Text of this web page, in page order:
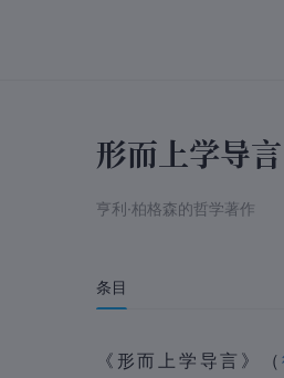
形而上学导
亨利·柏格森的哲学著作
条目
《形而上学导言》（